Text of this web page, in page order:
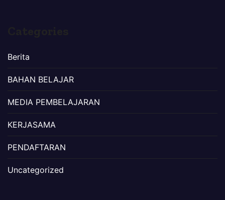
Berita
BAHAN BELAJAR
MEDIA PEMBELAJARAN
KERJASAMA
PENDAFTARAN
Uncategorized